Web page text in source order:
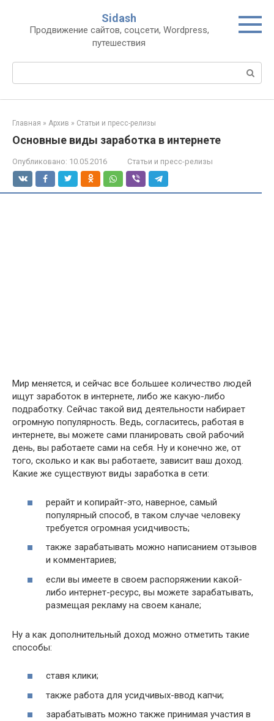
контенту
Sidash
Продвижение сайтов, соцсети, Wordpress,
путешествия
Главная » Архив » Статьи и пресс-релизы
Основные виды заработка в интернете
Опубликовано: 10.05.2016 Статьи и пресс-релизы
Мир меняется, и сейчас все большее количество людей
ищут заработок в интернете, либо же какую-либо
подработку. Сейчас такой вид деятельности набирает
огромную популярность. Ведь, согласитесь, работая в
интернете, вы можете сами планировать свой рабочий
день, вы работаете сами на себя. Ну и конечно же, от
того, сколько и как вы работаете, зависит ваш доход.
Какие же существуют виды заработка в сети:
рерайт и копирайт-это, наверное, самый
популярный способ, в таком случае человеку
требуется огромная усидчивость;
также зарабатывать можно написанием отзывов
и комментариев;
если вы имеете в своем распоряжении какой-
либо интернет-ресурс, вы можете зарабатывать,
размещая рекламу на своем канале;
Ну а как дополнительный доход можно отметить такие
способы:
ставя клики;
также работа для усидчивых-ввод капчи;
зарабатывать можно также принимая участия в